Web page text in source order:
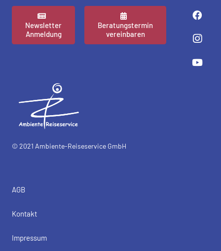
Newsletter
Anmeldung
Beratungstermin
vereinbaren
© 2021 Ambiente-Reiseservice GmbH
AGB
Kontakt
Impressum